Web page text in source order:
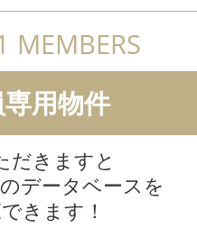
MEMBERS
用物件
だきますと
データベースを
きます！